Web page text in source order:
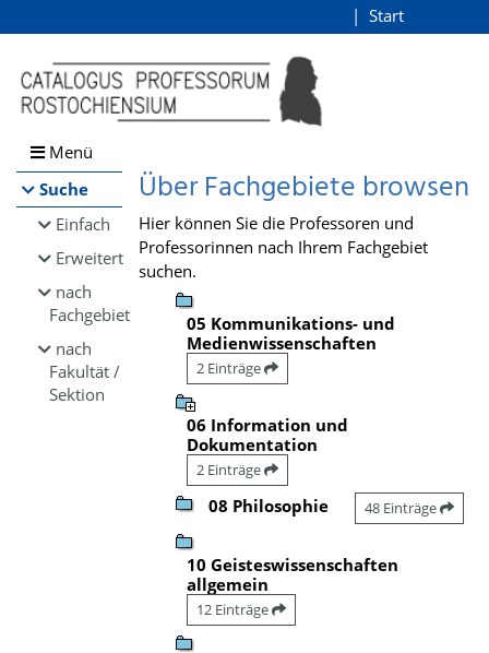
Browsen
direkt zum Inhalt
Start
Menü
Suche
Einfach
Erweitert
nach
Fachgebiet
nach
Fakultät /
Sektion
Über Fachgebiete browsen
Hier können Sie die Professoren und
Professorinnen nach Ihrem Fachgebiet
suchen.
05 Kommunikations- und
Medienwissenschaften
2 Einträge
06 Information und
Dokumentation
2 Einträge
08 Philosophie 48 Einträge
10 Geisteswissenschaften
allgemein
12 Einträge